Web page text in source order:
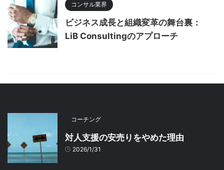
コンサル業界
ビジネス成長と組織変革の舞台裏：
LiB Consultingのアプローチ
コーチング
対人支援の安売りをやめた理由
2026/1/31